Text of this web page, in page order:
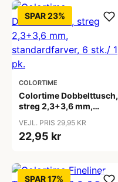
SPAR 23%
COLORTIME
Colortime Dobbelttusch,
streg 2,3+3,6 mm,
pk.
VEJL. PRIS 29,95 KR
22,95 kr
SPAR 17%